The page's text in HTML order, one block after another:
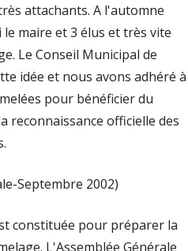
attachants. A l'automne
le maire et 3 élus et très vite
Le Conseil Municipal de
idée et nous avons adhéré à
pour bénéficier du
reconnaissance officielle des
Septembre 2002)
constituée pour préparer la
L'Assemblée Générale